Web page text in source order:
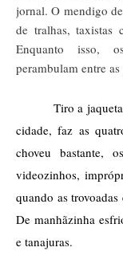
jornal. O mendigo
de tralhas, taxistas
Enquanto isso,
perambulam entre
Tiro a
cidade, faz as
choveu bastante,
videozinhos,
quando as
De manhãzinha
e tanajuras.